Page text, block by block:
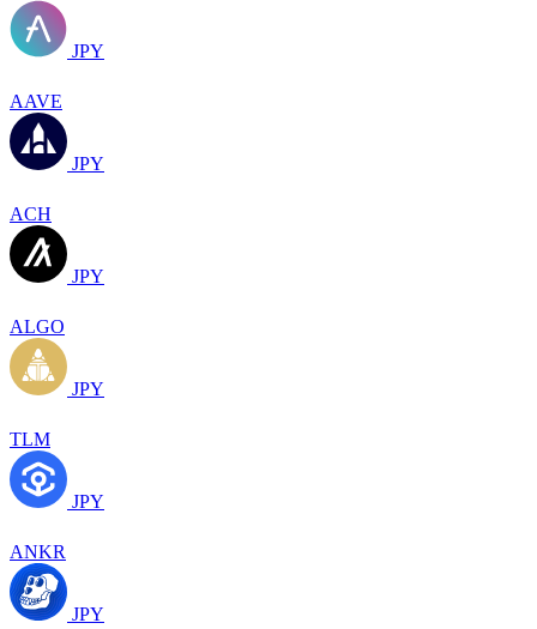
JPY
AAVE
JPY
ACH
JPY
ALGO
JPY
TLM
JPY
ANKR
JPY